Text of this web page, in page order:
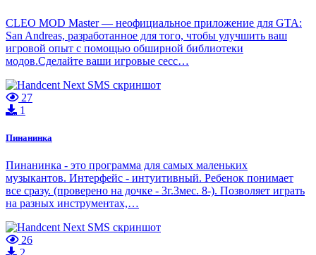
CLEO MOD Master — неофициальное приложение для GTA:
San Andreas, разработанное для того, чтобы улучшить ваш
игровой опыт с помощью обширной библиотеки
модов.Сделайте ваши игровые сесс…
27
1
Пинанинка
Пинанинка - это программа для самых маленьких
музыкантов. Интерфейс - интуитивный. Ребенок понимает
все сразу. (проверено на дочке - 3г.3мес. 8-). Позволяет играть
на разных инструментах,…
26
2